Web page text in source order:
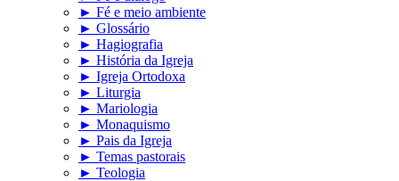
► Fé e meio ambiente
► Glossário
► Hagiografia
► História da Igreja
► Igreja Ortodoxa
► Liturgia
► Mariologia
► Monaquismo
► Pais da Igreja
► Temas pastorais
► Teologia